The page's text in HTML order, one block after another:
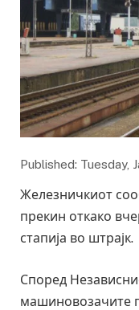
Published: Tuesday,
Железничкиот
прекин откако
стапија во штрајк.
Според
машиновозачите